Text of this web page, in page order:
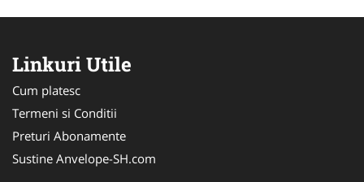
Linkuri Utile
Cum platesc
Termeni si Conditii
Preturi Abonamente
Sustine Anvelope-SH.com